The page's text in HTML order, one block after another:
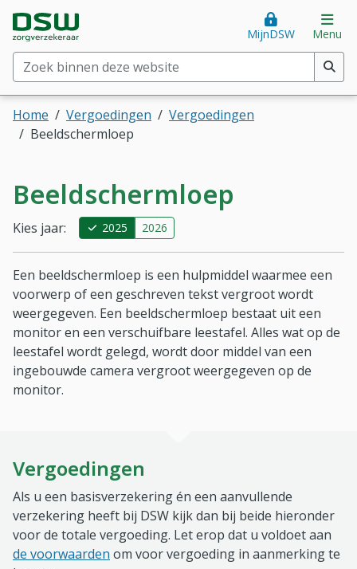
Direct naar hoofdinhoud
Direct naar hoofdmenuDSW Zorgverzekeraar. Goed voor je.
Zoek binnen deze website(min. 2 tekens)
MijnDSW Menu
Home Vergoedingen
Vergoedingen
Beeldschermloep
Beeldschermloep
Kies jaar: 2025 2026
Een beeldschermloep is een hulpmiddel waarmee een
voorwerp of een geschreven tekst vergroot wordt
weergegeven. Een beeldschermloep bestaat uit een
monitor en een verschuifbare leestafel. Alles wat op de
leestafel wordt gelegd, wordt door middel van een
ingebouwde camera vergroot weergegeven op de
monitor.
Vergoedingen
Als u een basisverzekering én een aanvullende
verzekering heeft bij DSW kijk dan bij beide hieronder
voor de totale vergoeding. Let erop dat u voldoet aan
de voorwaarden om voor vergoeding in aanmerking te